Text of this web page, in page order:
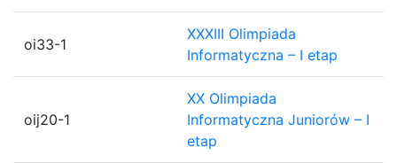
oi33-1
XXXIII Olimpiada
Informatyczna – I etap
oij20-1
XX Olimpiada
Informatyczna Juniorów – I
etap